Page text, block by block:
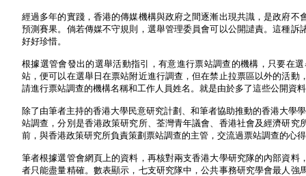
經過多年的實踐，香港的傳媒機構與政府之間逐漸出現共識，是政府
預測賽果。倘若傳媒不守規則，選舉管理委員會可以公開譴責。這種
好好珍惜。
根據選管會發出的選舉活動指引，有意進行票站調查的機構，只要在
站，便可以在選舉日在票站附近進行調查，但在禁止拉票區以外的活
請進行票站調查的機構名稱和工作人員姓名。就是由於多了這些公開資
除了由筆者主持的香港大學民意研究計劃、和筆者協助推動的香港大學
站調查，分別是香港政策研究所、荃灣青年議會、香港社會及經濟研
前，與香港政策研究所負責策劃票站調查的主管，交流過票站調查的心
筆者根據選管會網頁上的資料，再核對兩支香港大學研究隊的內部資
者只能盡量精確。數表顯示，七支研究隊中，公共事務研究學會最人